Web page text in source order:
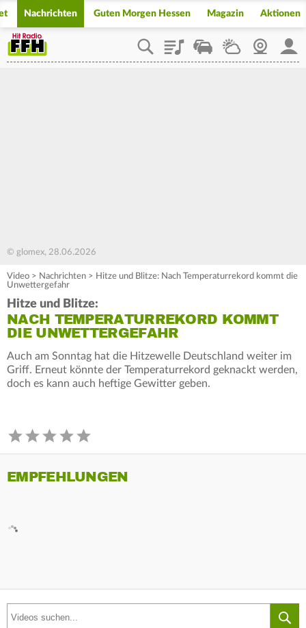
Nachrichten Guten Morgen Hessen Magazin Aktionen
PlaylistStaupilotWetterWebcam
© glomex, 28.06.2026
Video > Nachrichten > Hitze und Blitze: Nach Temperaturrekord kommt die
Unwettergefahr
Hitze und Blitze:
NACH TEMPERATURREKORD KOMMT
DIE UNWETTERGEFAHR
Auch am Sonntag hat die Hitzewelle Deutschland weiter im
Griff. Erneut könnte der Temperaturrekord geknackt werden,
doch es kann auch heftige Gewitter geben.
EMPFEHLUNGEN